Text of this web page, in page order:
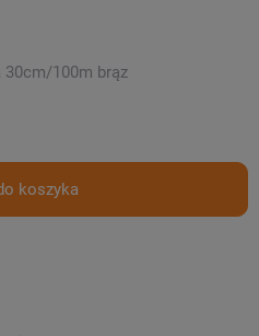
30cm/100m brąz
koszyka